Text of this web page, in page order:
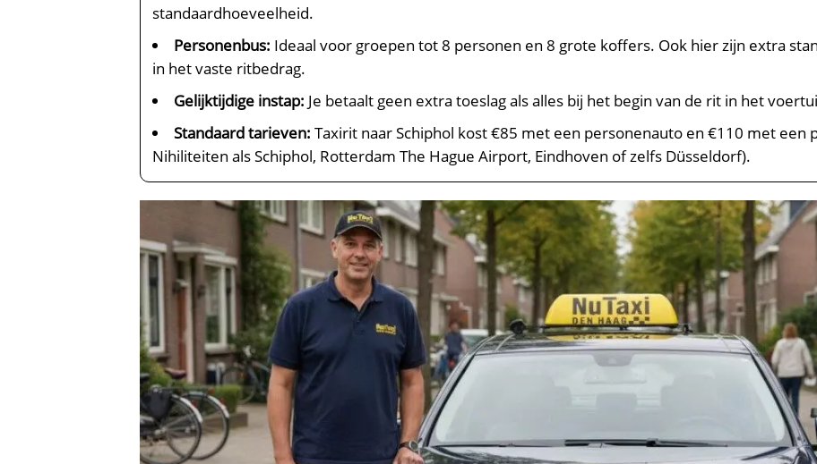
standaardhoeveelheid.
Personenbus: Ideaal voor groepen tot 8 personen en 8 grote koffers. Ook hier zijn extra
in het vaste ritbedrag.
Gelijktijdige instap: Je betaalt geen extra toeslag als alles bij het begin van de rit in het
Standaard tarieven: Taxirit naar Schiphol kost €85 met een personenauto en €110 met een
Nihiliteiten als Schiphol, Rotterdam The Hague Airport, Eindhoven of zelfs Düsseldorf).